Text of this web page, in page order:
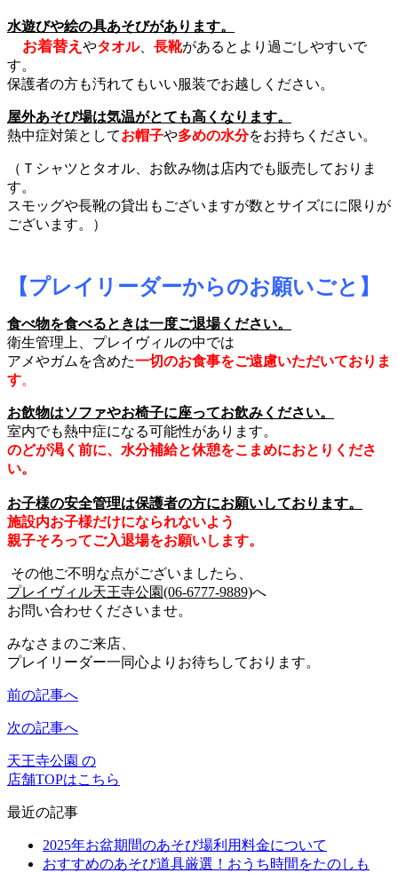
水遊びや絵の具あそびがあります。
お着替え やタオル、 長靴があるとより過ごしやすいで
す。
保護者の方も汚れてもいい服装でお越しください。
屋外あそび場は気温がとても高くなります。
熱中症対策としてお帽子や多めの水分をお持ちください。
（Ｔシャツとタオル、お飲み物は店内でも販売しておりま
す。
スモッグや長靴の貸出もございますが数とサイズにに限りが
ございます。）
【プレイリーダーからのお願いごと】
食べ物を食べるときは一度ご退場ください。
衛生管理上、プレイヴィルの中では
アメやガムを含めた一切のお食事をご遠慮いただいておりま
す。
お飲物はソファやお椅子に座ってお飲みください。
室内でも熱中症になる可能性があります。
のどが渇く前に、水分補給と休憩をこまめにおとりくださ
い。
お子様の安全管理は保護者の方にお願いしております。
施設内お子様だけになられないよう
親子そろってご入退場をお願いします。
その他ご不明な点がございましたら、
プレイヴィル天王寺公園(06‐6777‐9889)へ
お問い合わせくださいませ。
みなさまのご来店、
プレイリーダー一同心よりお待ちしております。
前の記事へ
次の記事へ
天王寺公園 の
店舗TOPはこちら
最近の記事
2025年お盆期間のあそび場利用料金について
おすすめのあそび道具厳選！おうち時間をたのしも